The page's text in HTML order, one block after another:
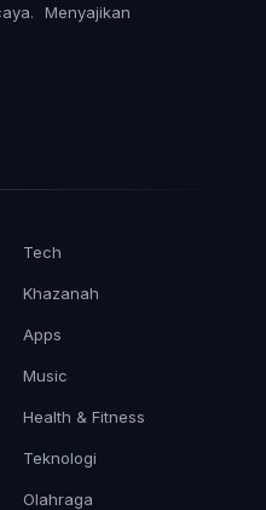
Menyajikan
Tech
Khazanah
Apps
Music
Health & Fitness
Teknologi
Olahraga